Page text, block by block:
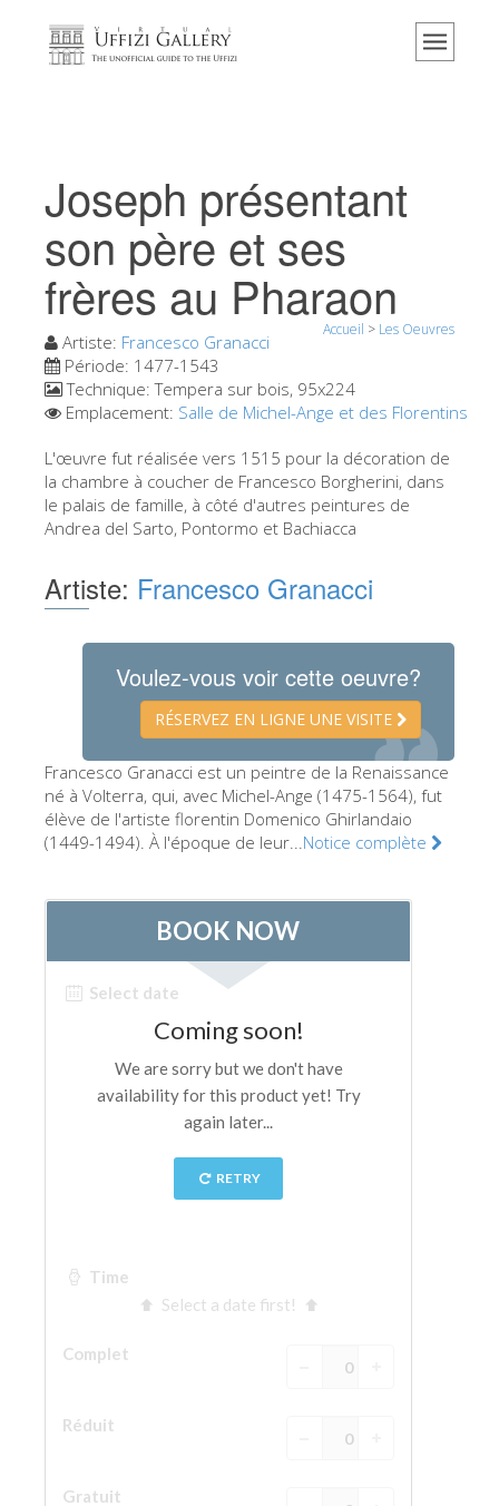
Accueil
Événements et expositions
L' avis des visiteurs
Explorer la Galerie
Réserver
Visite virtuelle
Les Salles
Les Artistes
Les autres Musées
Le Musée national du Bargello
Galerie de l'Académie
La Galerie Palatine
Les Chapelles Médicis
Le Musée de San Marco
Musée Archéologique
Le Musée Galilée
Le Jardin de Boboli
Le Corridor de Vasari
Le Palazzo Vecchio
Santa Maria Novella
la Basilique de Santa Croce
Réserver
Joseph présentant
son père et ses
frères au Pharaon
Accueil > Les Oeuvres
Artiste: Francesco Granacci
Période: 1477-1543
Technique:Tempera sur bois, 95x224
Emplacement: Salle de Michel-Ange et des Florentins
L'œuvre fut réalisée vers 1515 pour la décoration de
la chambre à coucher de Francesco Borgherini, dans
le palais de famille, à côté d'autres peintures de
Andrea del Sarto, Pontormo et Bachiacca
Artiste: Francesco Granacci
Voulez-vous voir cette oeuvre?
RÉSERVEZ EN LIGNE UNE VISITE
Francesco Granacci est un peintre de la Renaissance
né à Volterra, qui, avec Michel-Ange (1475-1564), fut
élève de l'artiste florentin Domenico Ghirlandaio
(1449-1494). À l'époque de leur...Notice complète